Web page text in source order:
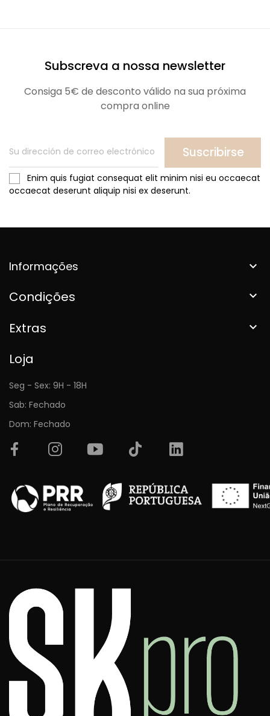
Subscreva a nossa newsletter
Consiga 5€ de desconto válido na sua próxima
compra online
Suscribirse
Enim quis fugiat consequat elit minim nisi eu occaecat
occaecat deserunt aliquip nisi ex deserunt.
Informações 
Condições 
Extras 
Loja
Seg - Sex: 9H - 18H
Sab: Fechado
Dom: Fechado